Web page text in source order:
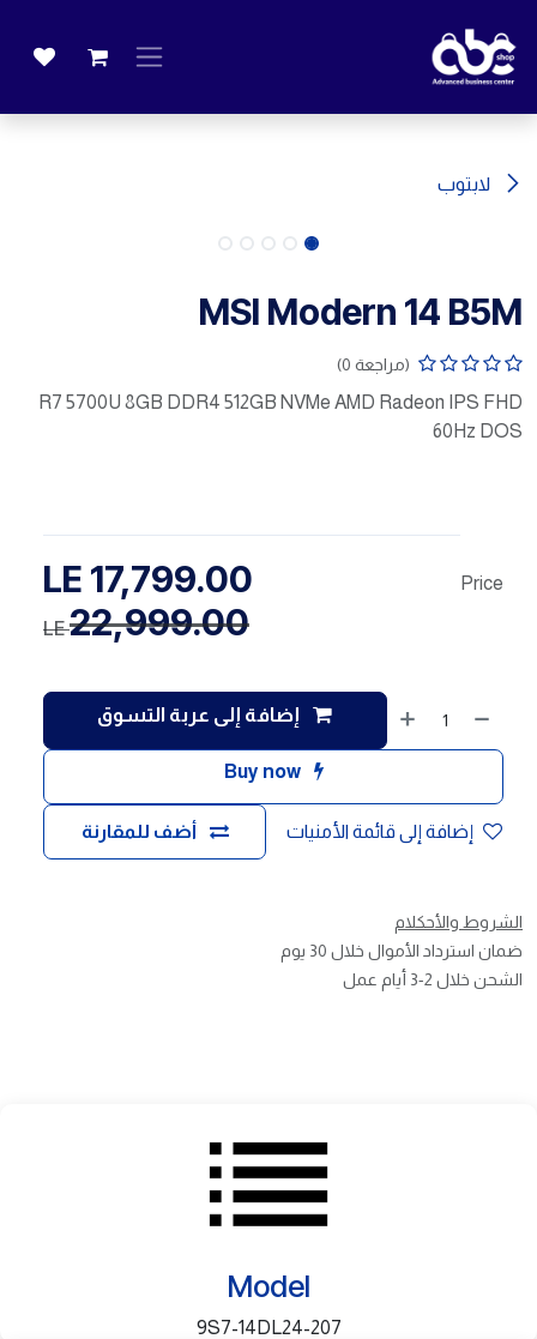
لابتوب
MSI Modern 14 B5M
(مراجعة 0)
R7 5700U 8GB DDR4 512GB NVMe AMD Radeon IPS FHD
60Hz DOS
إضافة إلى عربة التسوق
Buy now
أضف للمقارنة إضافة إلى قائمة الأمنيات
Price
17,799.00
22,999.00
LE
الشروط والأحكلام
ضمان استرداد الأموال خلال 30 يوم
الشحن خلال 2-3 أيام عمل
Model
9S7-14DL24-207